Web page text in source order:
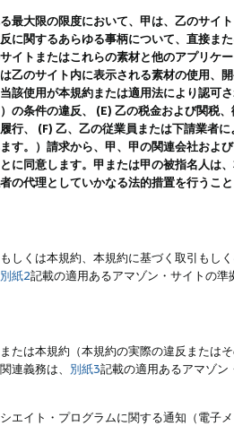
最大限の限度において、甲は、乙のサイ
に関するあらゆる事柄について、直接ま
イトまたはこれらの素材と他のアプリ
乙のサイト内に表示される素材の使用、
該使用が本規約または適用法により認可
の条件の違反、 (E) 乙の税金および関税
行、 (F) 乙、乙の従業員または下請業者
す。）請求から、甲、甲の関連会社およ
に同意します。甲または甲の被指名人は
の代理としていかなる法的措置を行うこ
しくは本規約、本規約に基づく取引もし
別紙2記載の適用あるアマゾン・サイトの
たは本規約（本規約の実際の違反または
連義務は、 別紙3記載の適用あるアマゾン
エイト・プログラムに関する通知（電子